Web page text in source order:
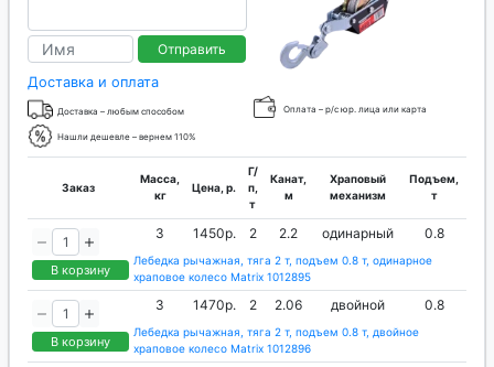
Отправить
Доставка и оплата
Доставка – любым способом Оплата – р/с юр. лица или карта
Нашли дешевле – вернем 110%
Заказ
Масса,
кг
Цена, р.
Г/
п,
т
Канат,
м
Храповый
механизм
Подъем,
т
В корзину
3 1450р. 2 2.2 одинарный 0.8
Лебедка рычажная, тяга 2 т, подъем 0.8 т, одинарное
храповое колесо Matrix 1012895
В корзину
3 1470р. 2 2.06 двойной 0.8
Лебедка рычажная, тяга 2 т, подъем 0.8 т, двойное
храповое колесо Matrix 1012896